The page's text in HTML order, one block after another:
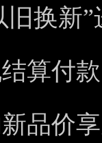
旧换新
结算付
品价